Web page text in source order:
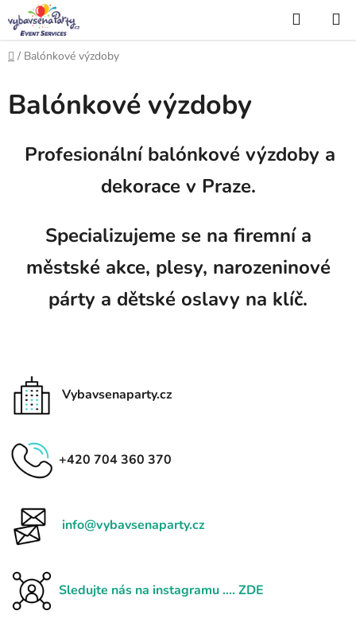
Přejít
na
obsah
Hledat
Domů
/ Balónkové výzdoby
Balónkové výzdoby
Profesionální balónkové výzdoby a
dekorace v Praze.
Specializujeme se na firemní a
městské akce, plesy, narozeninové
párty a dětské oslavy na klíč.
Vybavsenaparty.cz
+420 704 360 370
info@vybavsenaparty.cz
Sledujte nás na instagramu .... ZDE